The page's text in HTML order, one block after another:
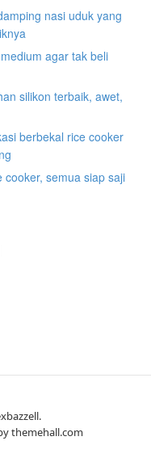
nasi uduk yang
agar tak beli
silikon terbaik, awet,
berbekal rice cooker
cooker, semua siap saji
themehall.com